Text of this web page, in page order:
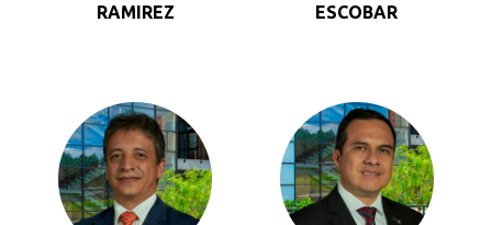
RAMIREZ
ESCOBAR